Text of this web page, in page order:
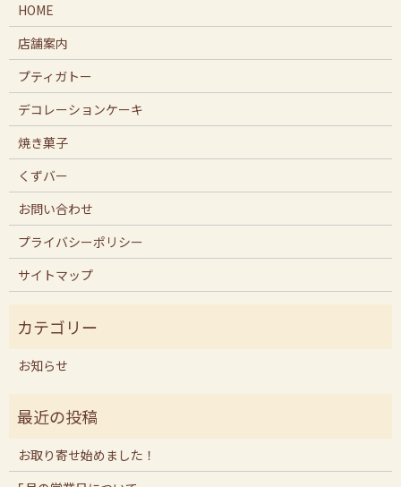
HOME
店舗案内
プティガトー
デコレーションケーキ
焼き菓子
くずバー
お問い合わせ
プライバシーポリシー
サイトマップ
お知らせ
お取り寄せ始めました！